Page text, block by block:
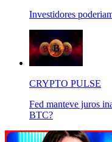
Investidores
CRYPTO PULSE
Fed manteve juros
BTC?